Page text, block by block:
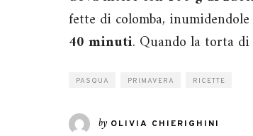
fette di colomba,
40 minuti. Quando la torta
PASQUA PRIMAVERA RICETTE
by OLIVIA CHIERIGHINI